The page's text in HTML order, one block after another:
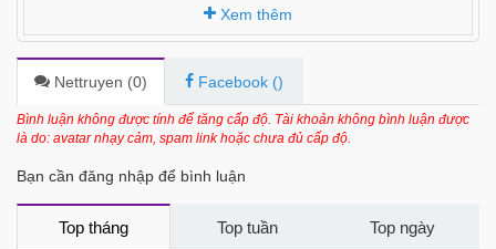
Chapter 106 5 tháng trước
Chapter 105 6 tháng trước
Chapter 104 6 tháng trước
6 tháng trước
Chapter 102.1
Chapter 102 6 tháng trước
Xem thêm
Nettruyen (0) Facebook ()
Bình luận không được tính để tăng cấp độ. Tài khoản không bình luận được
là do: avatar nhạy cảm, spam link hoặc chưa đủ cấp độ.
Bạn cần đăng nhập để bình luận
Top tháng Top tuần Top ngày